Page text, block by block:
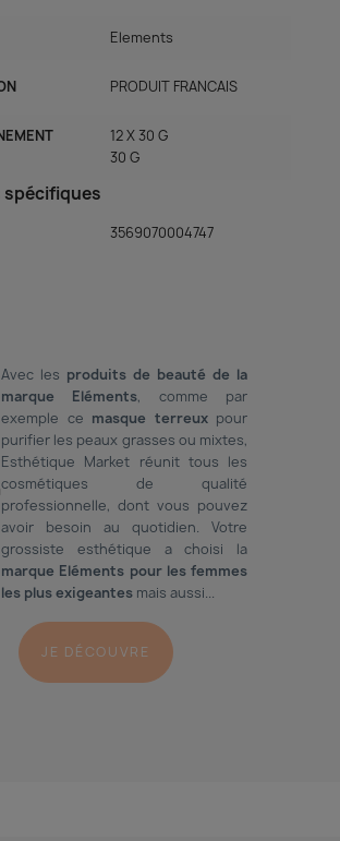
Elements
PRODUIT FRANCAIS
12 X 30 G
30 G
spécifiques
3569070004747
Avec les produits de beauté de la
marque Eléments, comme par
exemple ce masque terreuxpour
purifier les peaux grasses ou mixtes,
Esthétique Market réunit tous les
cosmétiques de qualité
professionnelle, dont vous pouvez
avoir besoin au quotidien. Votre
grossiste esthétique a choisi la
marque Eléments pour les femmes
les plus exigeantes mais aussi...
JE DÉCOUVRE